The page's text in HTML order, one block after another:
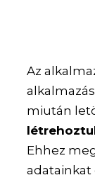
Az
miután
Ehhez
adatainkat